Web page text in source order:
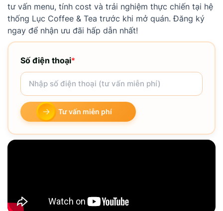
tư vấn menu, tính cost và trải nghiệm thực chiến tại hệ
thống Lục Coffee & Tea trước khi mở quán. Đăng ký
ngay để nhận ưu đãi hấp dẫn nhất!
Số điện thoại*
Tư vấn miễn phí